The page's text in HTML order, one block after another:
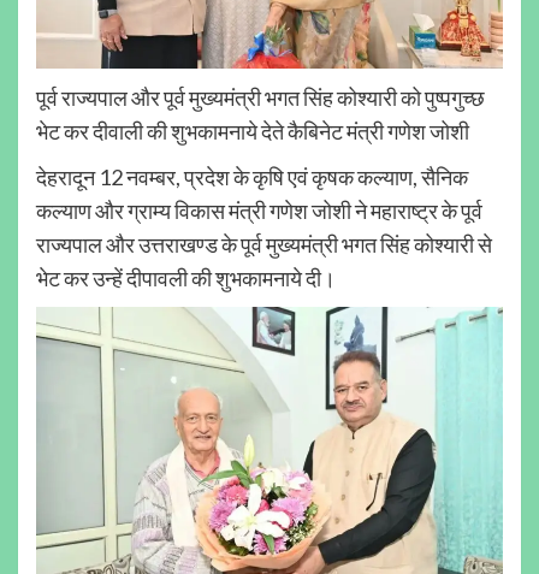
पूर्व राज्यपाल और पूर्व मुख्यमंत्री भगत सिंह कोश्यारी को पुष्पगुच्छ
भेट कर दीवाली की शुभकामनाये देते कैबिनेट मंत्री गणेश जोशी
देहरादून 12 नवम्बर, प्रदेश के कृषि एवं कृषक कल्याण, सैनिक
कल्याण और ग्राम्य विकास मंत्री गणेश जोशी ने महाराष्ट्र के पूर्व
राज्यपाल और उत्तराखण्ड के पूर्व मुख्यमंत्री भगत सिंह कोश्यारी से
भेट कर उन्हें दीपावली की शुभकामनाये दी।